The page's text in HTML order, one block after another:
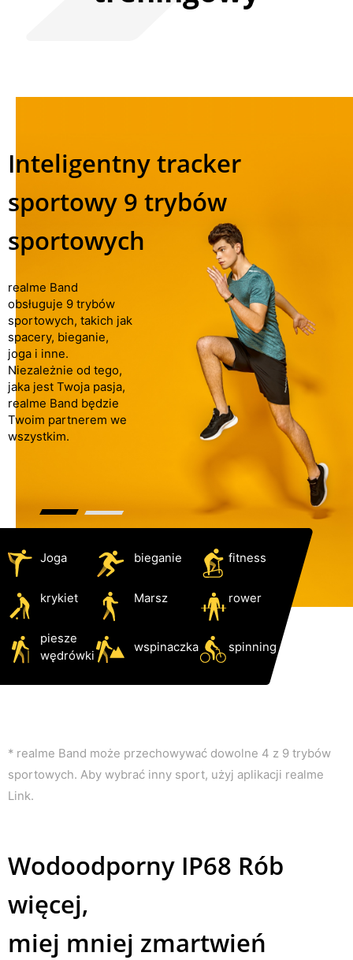
Inteligentny tracker
sportowy 9 trybów
sportowych
realme Band
obsługuje 9 trybów
sportowych, takich jak
spacery, bieganie,
joga i inne.
Niezależnie od tego,
jaka jest Twoja pasja,
realme Band będzie
Twoim partnerem we
wszystkim.
* realme Band może przechowywać dowolne 4 z 9 trybów
sportowych. Aby wybrać inny sport, użyj aplikacji realme
Link.
Joga bieganie fitness
krykiet Marsz rower
piesze
wędrówki
wspinaczka spinning
Wodoodporny IP68 Rób
więcej,
miej mniej zmartwień